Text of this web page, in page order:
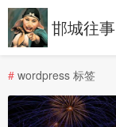
邯城往事
# wordpress 标签